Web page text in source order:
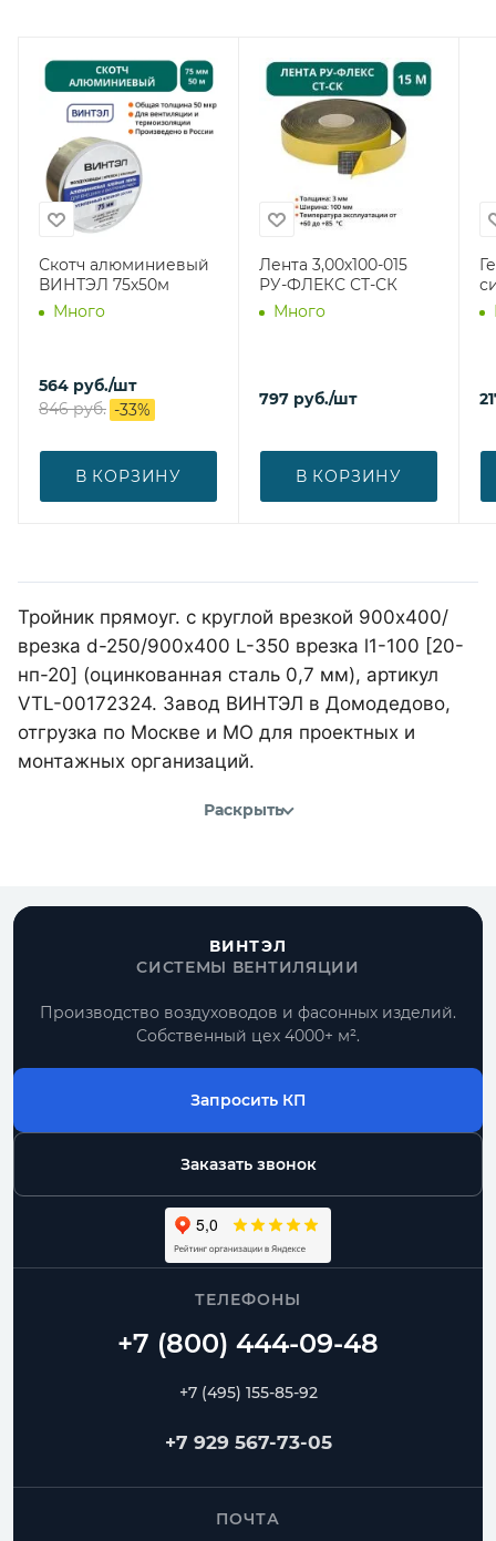
Скотч алюминиевый
ВИНТЭЛ 75х50м
Много
564 руб./шт
846руб. -33%
В КОРЗИНУ
Лента 3,00х100-015
РУ-ФЛЕКС СТ-СК
Много
797 руб./шт
В КОРЗИНУ
Тройник прямоуг. с круглой врезкой 900х400/
врезка d-250/900х400 L-350 врезка l1-100 [20-
нп-20] (оцинкованная сталь 0,7 мм), артикул
VTL-00172324. Завод ВИНТЭЛ в Домодедово,
отгрузка по Москве и МО для проектных и
монтажных организаций.
Раскрыть
ВИНТЭЛ
СИСТЕМЫ ВЕНТИЛЯЦИИ
Производство воздуховодов и фасонных изделий.
Собственный цех 4000+ м².
Запросить КП
Заказать звонок
ТЕЛЕФОНЫ
+7 (495) 155-85-92
+7 929 567-73-05
ПОЧТА